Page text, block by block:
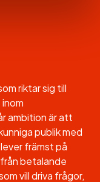
riktar sig till
ambition är att
publik med
främst på
betalande
vill driva frågor,